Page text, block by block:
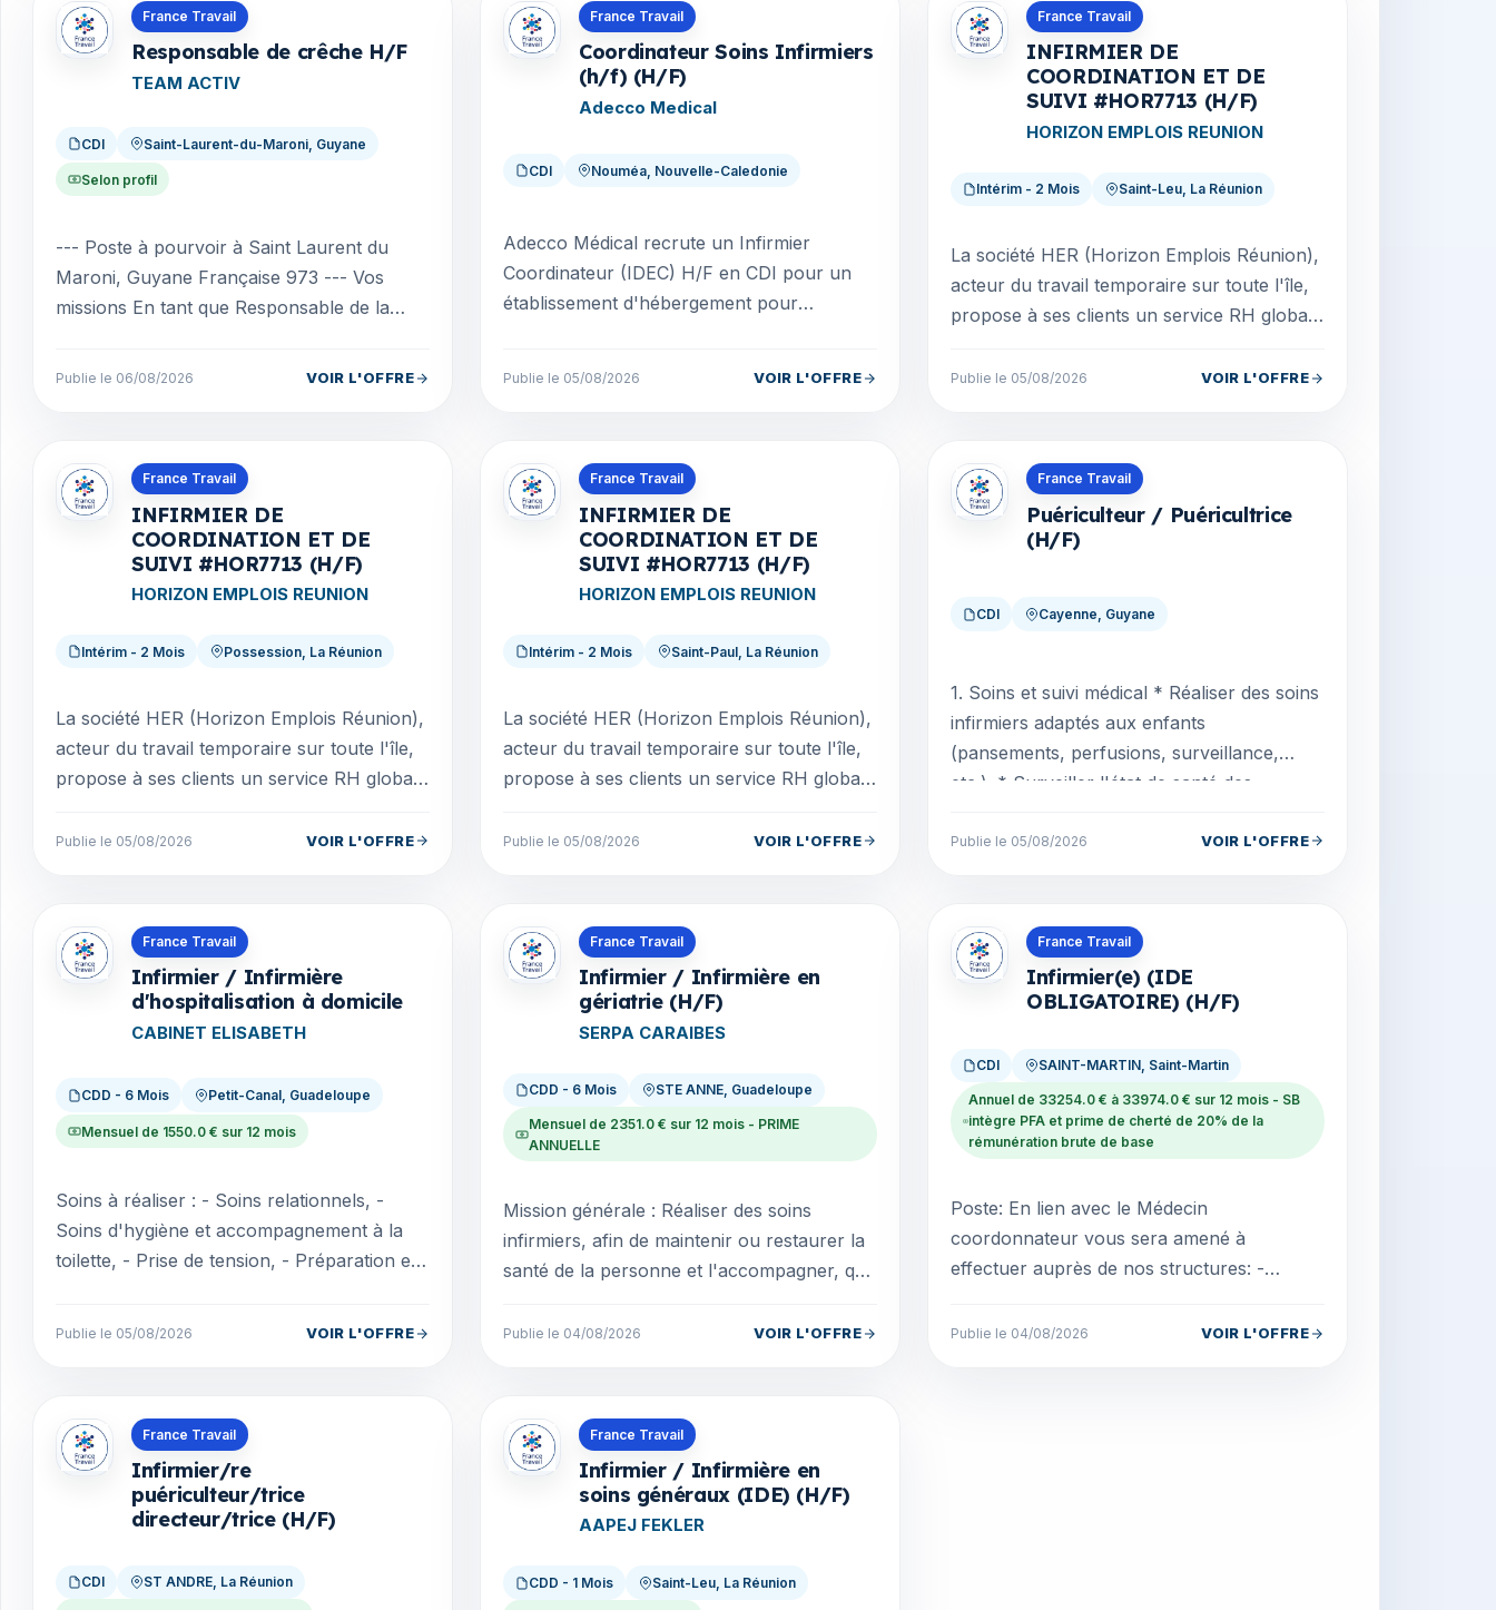
France Travail
Responsable de crêche H/F
TEAM ACTIV
CDI Saint-Laurent-du-Maroni, Guyane
Selon profil
--- Poste à pourvoir à Saint Laurent du
Maroni, Guyane Française 973 --- Vos
missions En tant que Responsable de la
du projet pédagog...
Publie le 06/08/2026 VOIR L'OFFRE
Offres en Guyane France Travail
Coordinateur Soins Infirmiers
(h/f) (H/F)
Adecco Medical
CDI Nouméa, Nouvelle-Caledonie
Adecco Médical recrute un Infirmier
Coordinateur (IDEC) H/F en CDI pour un
établissement d'hébergement pour
Publie le 05/08/2026 VOIR L'OFFRE
Offres en Nouvelle-Caledonie France Travail
INFIRMIER DE
COORDINATION ET DE
SUIVI #HOR7713 (H/F)
HORIZON EMPLOIS REUNION
Intérim - 2 Mois Saint-Leu, La Réunion
La société HER (Horizon Emplois Réunion),
acteur du travail temporaire sur toute l'île,
propose à ses clients un service RH global.
été...
Publie le 05/08/2026 VOIR L'OFFRE
Offres en La Réunion
France Travail
INFIRMIER DE
COORDINATION ET DE
SUIVI #HOR7713 (H/F)
HORIZON EMPLOIS REUNION
Intérim - 2 Mois Possession, La Réunion
La société HER (Horizon Emplois Réunion),
acteur du travail temporaire sur toute l'île,
propose à ses clients un service RH global.
été...
Publie le 05/08/2026 VOIR L'OFFRE
Offres en La Réunion France Travail
INFIRMIER DE
COORDINATION ET DE
SUIVI #HOR7713 (H/F)
HORIZON EMPLOIS REUNION
Intérim - 2 Mois Saint-Paul, La Réunion
La société HER (Horizon Emplois Réunion),
acteur du travail temporaire sur toute l'île,
propose à ses clients un service RH global.
été...
Publie le 05/08/2026 VOIR L'OFFRE
Offres en La Réunion France Travail
Puériculteur / Puéricultrice
(H/F)
CDI Cayenne, Guyane
1. Soins et suivi médical * Réaliser des soins
infirmiers adaptés aux enfants
(pansements, perfusions, surveillance,
etc.). * Surveiller l'état de santé des
Publie le 05/08/2026 VOIR L'OFFRE
Offres en Guyane
France Travail
Infirmier / Infirmière
d'hospitalisation à domicile
CABINET ELISABETH
CDD - 6 Mois Petit-Canal, Guadeloupe
Mensuel de 1550.0 € sur 12 mois
Soins à réaliser : - Soins relationnels, -
Soins d'hygiène et accompagnement à la
toilette, - Prise de tension, - Préparation et
Publie le 05/08/2026 VOIR L'OFFRE
Offres en Guadeloupe France Travail
Infirmier / Infirmière en
gériatrie (H/F)
SERPA CARAIBES
CDD - 6 Mois STE ANNE, Guadeloupe
Mensuel de 2351.0 € sur 12 mois - PRIME
ANNUELLE
Mission générale : Réaliser des soins
infirmiers, afin de maintenir ou restaurer la
santé de la personne et l'accompagner, qui
au trait...
Publie le 04/08/2026 VOIR L'OFFRE
Offres en Guadeloupe France Travail
Infirmier(e) (IDE
OBLIGATOIRE) (H/F)
CDI SAINT-MARTIN, Saint-Martin
Annuel de 33254.0 € à 33974.0 € sur 12 mois - SB
intègre PFA et prime de cherté de 20% de la
rémunération brute de base
Poste: En lien avec le Médecin
coordonnateur vous sera amené à
effectuer auprès de nos structures: -
des IST, grossesses Réaliser les soi...
Publie le 04/08/2026 VOIR L'OFFRE
Offres en Saint-Martin
France Travail
Infirmier/re
puériculteur/trice
directeur/trice (H/F)
CDI ST ANDRE, La Réunion
Offres en La Réunion France Travail
Infirmier / Infirmière en
soins généraux (IDE) (H/F)
AAPEJ FEKLER
CDD - 1 Mois Saint-Leu, La Réunion
Offres en La Réunion